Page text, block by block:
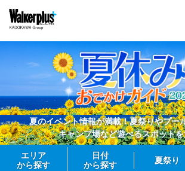
夏のイベント情報が満載！夏祭りやプー
キャンプ場など遊べるスポット
エリア
から探す
日付
から探す
夏祭り